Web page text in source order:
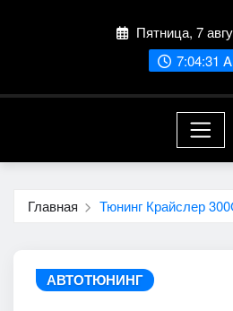
Пятница, 7
7:04:32
Главная Тюнинг Крайслер
АВТОТЮНИНГ